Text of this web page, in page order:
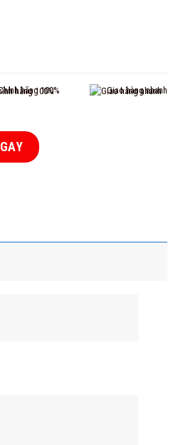
hãng 100% Giao hàng nhanh
Pingron PR-P04 quantity